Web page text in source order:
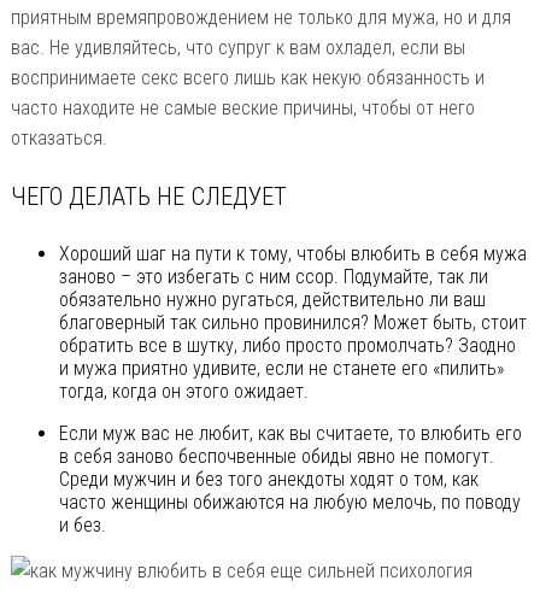
приятным времяпровождением не только для мужа, но и для
вас. Не удивляйтесь, что супруг к вам охладел, если вы
воспринимаете секс всего лишь как некую обязанность и
часто находите не самые веские причины, чтобы от него
отказаться.
ЧЕГО ДЕЛАТЬ НЕ СЛЕДУЕТ
Хороший шаг на пути к тому, чтобы влюбить в себя мужа
заново – это избегать с ним ссор. Подумайте, так ли
обязательно нужно ругаться, действительно ли ваш
благоверный так сильно провинился? Может быть, стоит
обратить все в шутку, либо просто промолчать? Заодно
и мужа приятно удивите, если не станете его «пилить»
тогда, когда он этого ожидает.
Если муж вас не любит, как вы считаете, то влюбить его
в себя заново беспочвенные обиды явно не помогут.
Среди мужчин и без того анекдоты ходят о том, как
часто женщины обижаются на любую мелочь, по поводу
и без.